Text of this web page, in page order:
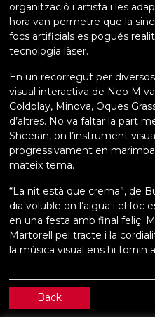
organització i artista i les
hora van permetre que la
focs artificials es pogués
tecnologia làser.
En un recorregut per
visual interactiva de Neo M
Coldplay, Minova, Oques
d’altres. No va faltar la part
Sheeran, on l’instrument
progressivament en
mateix tema.
“La nit està que crema”, de
dia voluble on l’aigua i el foc
en una festa amb final feliç.
Martorell pel tracte i la
la música visual ens hi
Back